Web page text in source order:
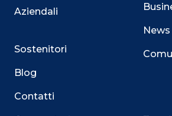
Aziendali
Sostenitori
Blog
Contatti
News